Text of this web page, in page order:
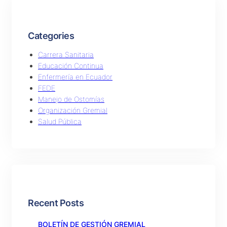
Categories
Carrera Sanitaria
Educación Continua
Enfermería en Ecuador
FEDE
Manejo de Ostomías
Organización Gremial
Salud Pública
Recent Posts
BOLETÍN DE GESTIÓN GREMIAL